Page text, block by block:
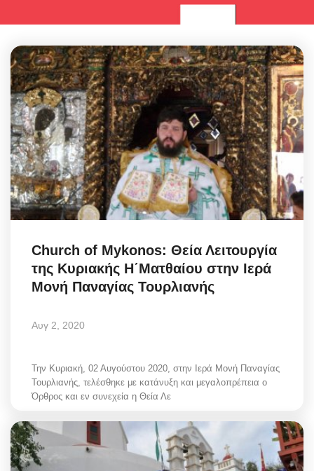
Church of Mykonos: Θεία Λειτουργία
της Κυριακής Η´Ματθαίου στην Ιερά
Μονή Παναγίας Τουρλιανής
Αυγ 2, 2020
Την Κυριακή, 02 Αυγούστου 2020, στην Ιερά Μονή Παναγίας
Τουρλιανής, τελέσθηκε με κατάνυξη και μεγαλοπρέπεια ο
Όρθρος και εν συνεχεία η Θεία Λε